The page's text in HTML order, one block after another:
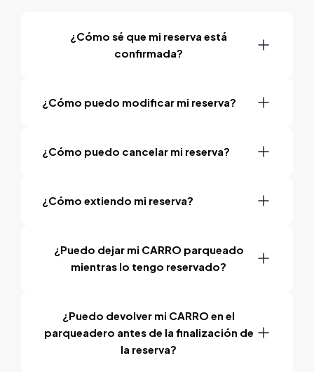
¿Cómo sé que mi reserva está
confirmada?
¿Cómo puedo modificar mi reserva?
¿Cómo puedo cancelar mi reserva?
¿Cómo extiendo mi reserva?
¿Puedo dejar mi CARRO parqueado
mientras lo tengo reservado?
¿Puedo devolver mi CARRO en el
parqueadero antes de la finalización de
la reserva?